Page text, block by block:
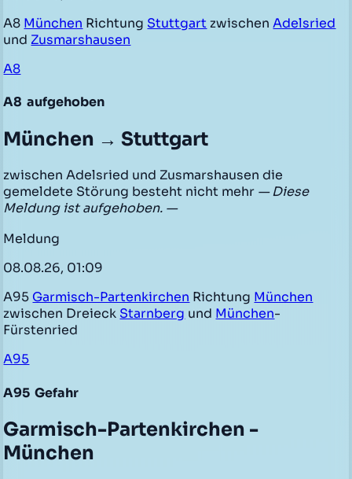
A8 München Richtung Stuttgart zwischenAdelsried
und Zusmarshausen
A8
A8 aufgehoben
München → Stuttgart
zwischen Adelsried und Zusmarshausen die
gemeldete Störung besteht nicht mehr — Diese
Meldung ist aufgehoben. —
Meldung
08.08.26, 01:09
A95 Garmisch-Partenkirchen Richtung München
zwischen Dreieck Starnberg und München-
Fürstenried
A95
A95 Gefahr
Garmisch-Partenkirchen -
München